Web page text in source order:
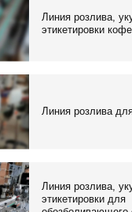
Линия розлива,
этикетировки
Линия розлива
Линия розлива,
этикетировки для